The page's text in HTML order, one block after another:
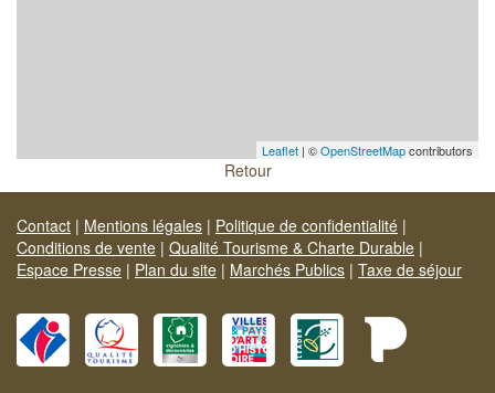
Leaflet | ©OpenStreetMapcontributors
Retour
Contact | Mentions légales | Politique de confidentialité |
Conditions de vente | Qualité Tourisme & Charte Durable |
Espace Presse | Plan du site | Marchés Publics | Taxe de séjour